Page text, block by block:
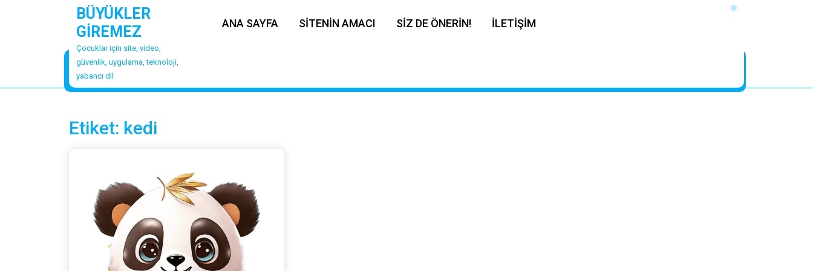
BÜYÜKLER
GİREMEZ
Çocuklar için site, video,
güvenlik, uygulama, teknoloji,
yabancı dil
ANA SAYFA SİTENİN AMACI SİZ DE ÖNERİN! İLETİŞİM
Etiket: kedi